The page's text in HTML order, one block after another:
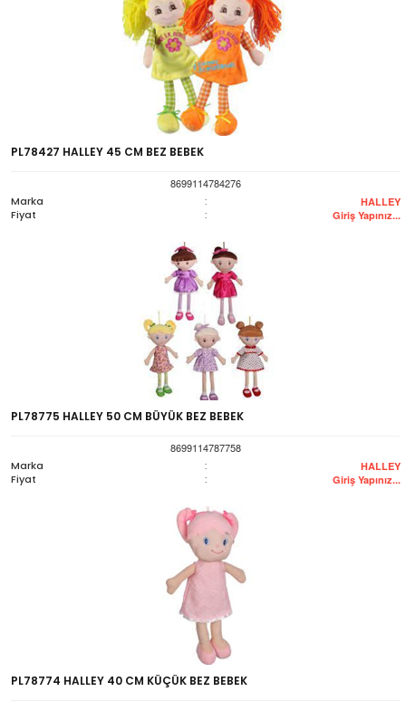
PL78427 HALLEY 45 CM BEZ BEBEK
8699114784276
Marka
: HALLEY
Fiyat : Giriş Yapınız...
PL78775 HALLEY 50 CM BÜYÜK BEZ BEBEK
8699114787758
Marka
: HALLEY
Fiyat : Giriş Yapınız...
PL78774 HALLEY 40 CM KÜÇÜK BEZ BEBEK